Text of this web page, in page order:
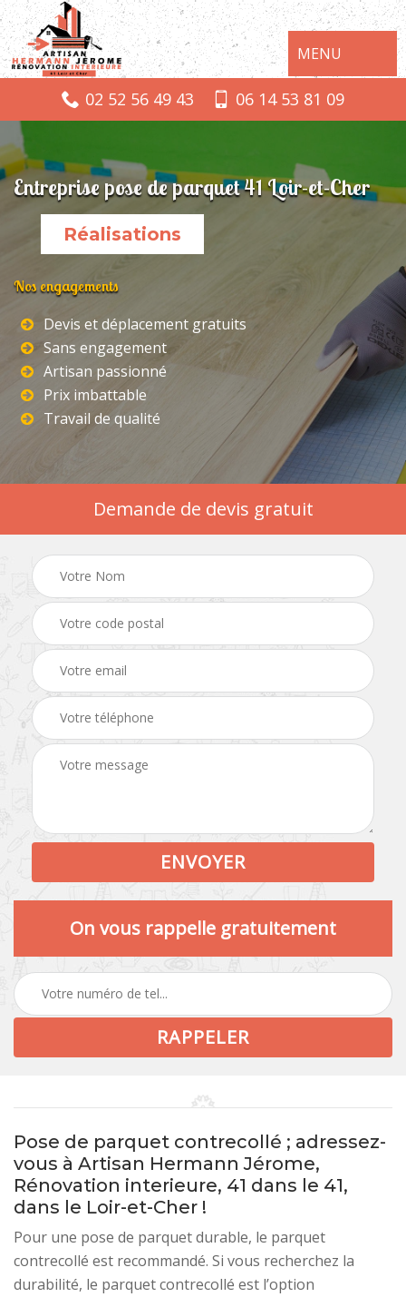
MENU
02 52 56 49 43 06 14 53 81 09
Entreprise pose de parquet 41 Loir-et-Cher
Réalisations
Nos engagements
Devis et déplacement gratuits
Sans engagement
Artisan passionné
Prix imbattable
Travail de qualité
Demande de devis gratuit
On vous rappelle gratuitement
Pose de parquet contrecollé ; adressez-
vous à Artisan Hermann Jérome,
Rénovation interieure, 41 dans le 41,
dans le Loir-et-Cher !
Pour une pose de parquet durable, le parquet
contrecollé est recommandé. Si vous recherchez la
durabilité, le parquet contrecollé est l’option